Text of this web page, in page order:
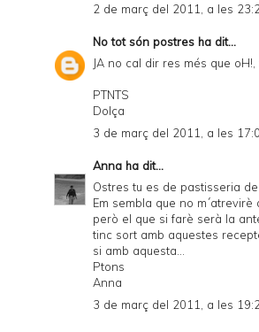
2 de març del 2011, a les
No tot són postres ha dit...
JA no cal dir res més que oH!,
PTNTS
Dolça
3 de març del 2011, a les
Anna ha dit...
Ostres tu es de pastisseria
Em sembla que no m´atrevirè
però el que si farè serà la
tinc sort amb aquestes
si amb aquesta...
Ptons
Anna
3 de març del 2011, a les